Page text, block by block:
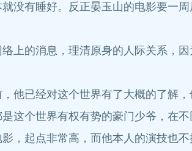
有睡好。反正晏玉山的电影要一
的消息，理清原身的人际关系，
已经对这个世界有了大概的了解，
个世界有权有势的豪门少爷，在
，起点非常高，而他本人的演技也